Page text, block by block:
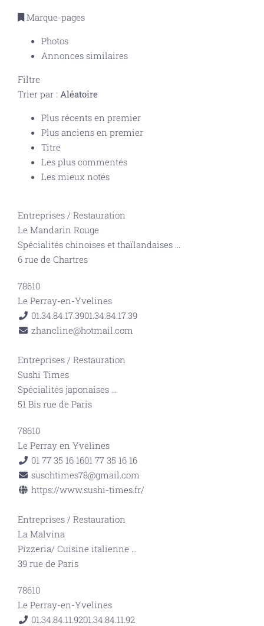
Marque-pages
Photos
Annonces similaires
Filtre
Trier par : Aléatoire
Plus récents en premier
Plus anciens en premier
Titre
Les plus commentés
Les mieux notés
Entreprises / Restauration
Le Mandarin Rouge
Spécialités chinoises et thaïlandaises ...
6 rue de Chartres
78610
Le Perray-en-Yvelines
01.34.84.17.3901.34.84.17.39
zhancline@hotmail.com
Entreprises / Restauration
Sushi Times
Spécialités japonaises ...
51 Bis rue de Paris
78610
Le Perray en Yvelines
01 77 35 16 1601 77 35 16 16
suschtimes78@gmail.com
https://www.sushi-times.fr/
Entreprises / Restauration
La Malvina
Pizzeria/ Cuisine italienne ...
39 rue de Paris
78610
Le Perray-en-Yvelines
01.34.84.11.9201.34.84.11.92